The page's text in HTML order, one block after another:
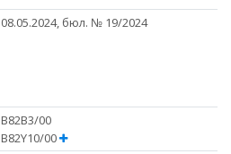
08.05.2024, бюл. № 19/2024
B82B3/00
B82Y10/00